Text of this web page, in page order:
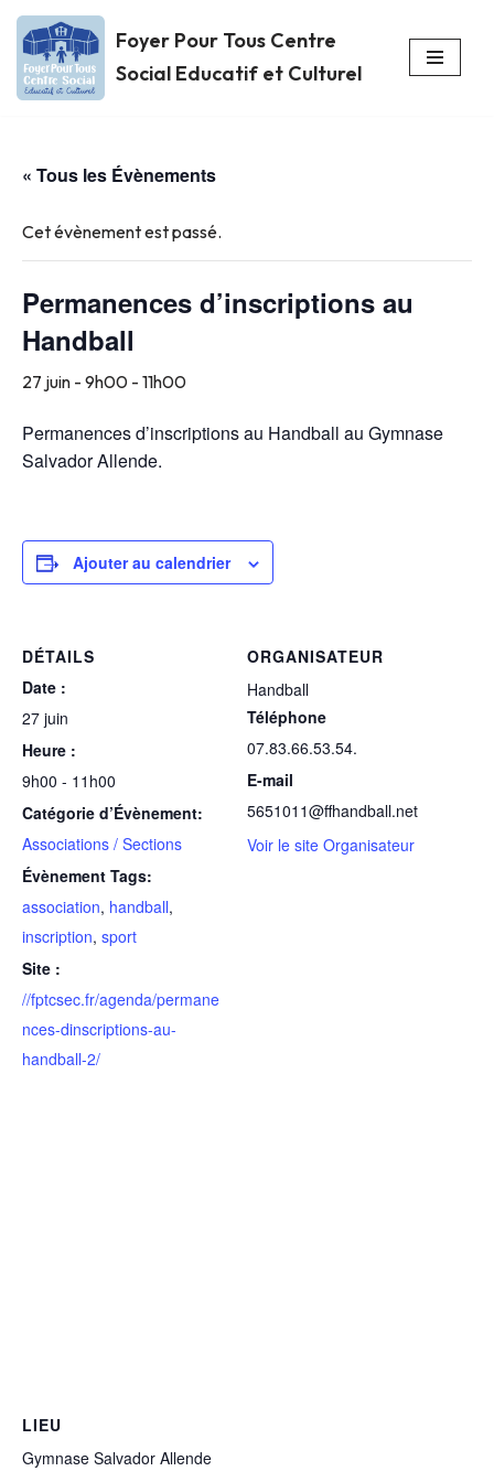
Aller
au
Foyer Pour Tous Centre
Social Educatif et Culturel
« Tous les Évènements
Cet évènement est passé.
Permanences d’inscriptions au
Handball
27 juin - 9h00 - 11h00
Permanences d’inscriptions au Handball au Gymnase
Salvador Allende.
Ajouter au calendrier
DÉTAILS
Date :
27 juin
Heure :
9h00 - 11h00
Catégorie d’Évènement:
Associations / Sections
Évènement Tags:
association, handball,
inscription, sport
Site :
//fptcsec.fr/agenda/permane
nces-dinscriptions-au-
handball-2/
ORGANISATEUR
Handball
Téléphone
07.83.66.53.54.
E-mail
5651011@ffhandball.net
Voir le site Organisateur
LIEU
Gymnase Salvador Allende